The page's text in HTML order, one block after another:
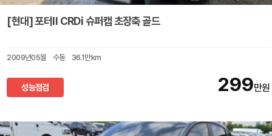
[현대] 포터II CRDi 슈퍼캡 초장축 골드
2009년05월 수동 36.1만km
성능점검 299만원